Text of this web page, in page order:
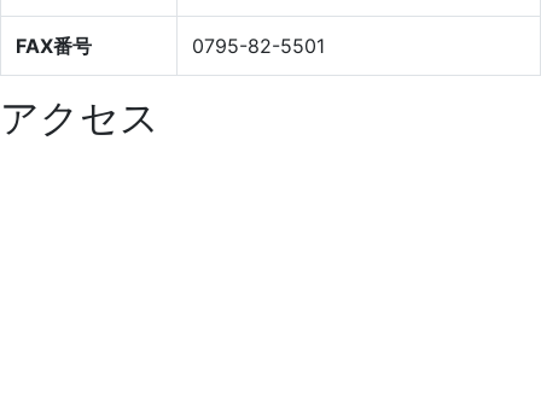
FAX番号 0795-82-5501
アクセス